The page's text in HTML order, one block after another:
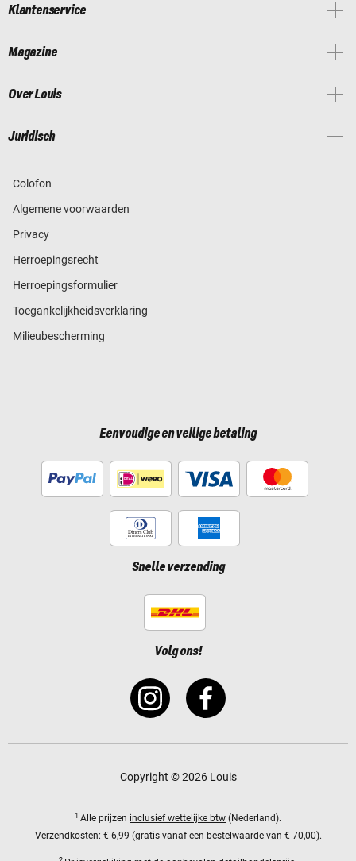
Klantenservice
Magazine
Over Louis
Juridisch
Colofon
Algemene voorwaarden
Privacy
Herroepingsrecht
Herroepingsformulier
Toegankelijkheidsverklaring
Milieubescherming
Eenvoudige en veilige betaling
Snelle verzending
Volg ons!
Copyright © 2026 Louis
1 Alle prijzen inclusief wettelijke btw (Nederland).
Verzendkosten: € 6,99 (gratis vanaf een bestelwaarde van € 70,00).